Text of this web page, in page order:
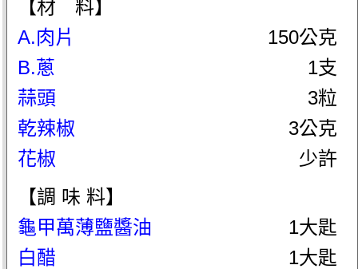
【材 料】
A.肉片
150公克
B.蔥
1支
蒜頭
3粒
乾辣椒
3公克
花椒
少許
【調 味 料】
龜甲萬薄鹽醬油
1大匙
白醋
1大匙